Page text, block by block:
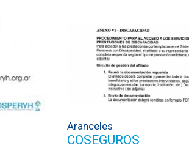
Aranceles
COSEGUROS